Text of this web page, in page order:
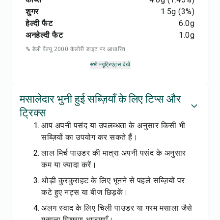
शुगर
1.5g (3%)
हेल्दी फैट
6.0g
अनहेल्दी फैट
1.0g
% डेली वैल्यू 2000 कैलोरी डाइट पर आधारित
सभी न्यूट्रिएंट्स देखें
मसालेदार भुनी हुई सब्ज़ियाँ के लिए टिप्स और
ट्रिक्स
आप अपनी पसंद या उपलब्धता के अनुसार किसी भी
सब्ज़ियों का उपयोग कर सकते हैं।
लाल मिर्च पाउडर की मात्रा अपनी पसंद के अनुसार
कम या ज्यादा करें।
थोड़ी कुरकुराहट के लिए भूनने से पहले सब्ज़ियों पर
कटे हुए नट्स या बीज छिड़कें।
अलग स्वाद के लिए चिली पाउडर या गरम मसाला जैसे